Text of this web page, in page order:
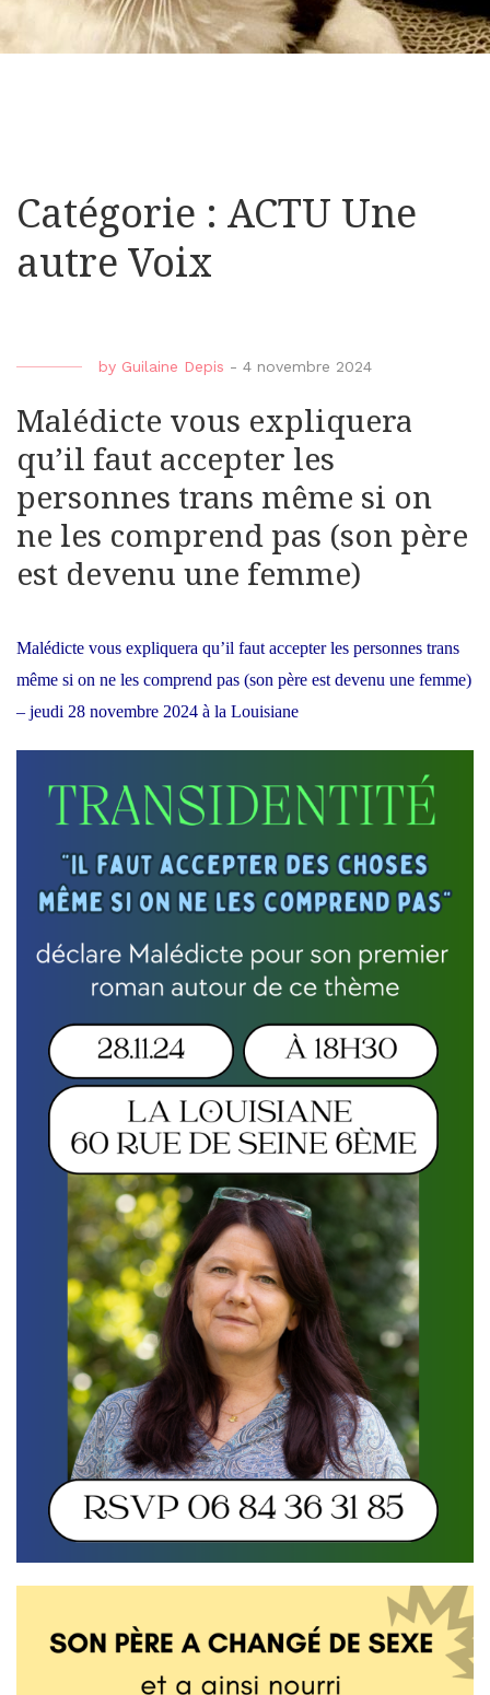
Catégorie : ACTU Une
autre Voix
by Guilaine Depis - 4 novembre 2024
Malédicte vous expliquera
qu’il faut accepter les
personnes trans même si on
ne les comprend pas (son père
est devenu une femme)
Malédicte vous expliquera qu’il faut accepter les personnes trans
même si on ne les comprend pas (son père est devenu une femme)
– jeudi 28 novembre 2024 à la Louisiane